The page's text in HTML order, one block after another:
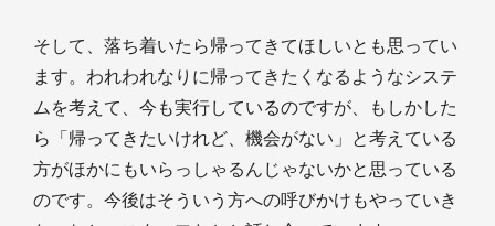
そして、落ち着いたら帰ってきてほしいとも思ってい
ます。われわれなりに帰ってきたくなるようなシステ
ムを考えて、今も実行しているのですが、もしかした
ら「帰ってきたいけれど、機会がない」と考えている
方がほかにもいらっしゃるんじゃないかと思っている
のです。今後はそういう方への呼びかけもやっていき